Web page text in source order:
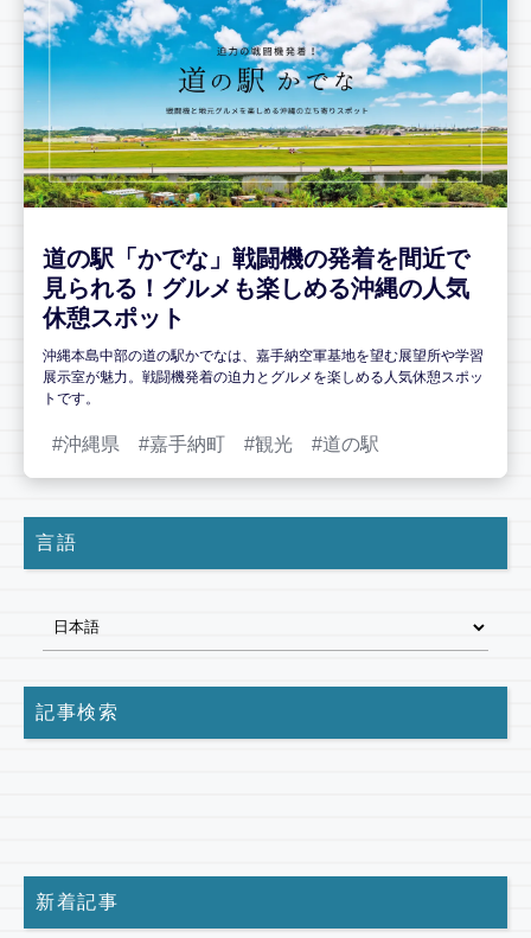
道の駅「かでな」戦闘機の発着を間近で
見られる！グルメも楽しめる沖縄の人気
休憩スポット
沖縄本島中部の道の駅かでなは、嘉手納空軍基地を望む展望所や学習
展示室が魅力。戦闘機発着の迫力とグルメを楽しめる人気休憩スポッ
トです。
沖縄県 嘉手納町 観光 道の駅
言語
記事検索
新着記事